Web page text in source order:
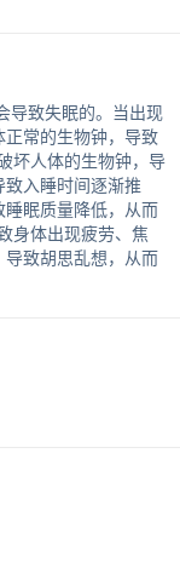
导致失眠的。当出现
常的生物钟，导致
坏人体的生物钟，导
入睡时间逐渐推
眠质量降低，从而
身体出现疲劳、焦
致胡思乱想，从而